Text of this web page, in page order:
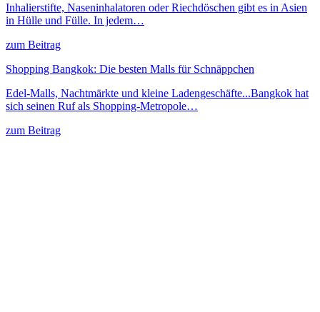
Inhalierstifte, Naseninhalatoren oder Riechdöschen gibt es in Asien
in Hülle und Fülle. In jedem…
zum Beitrag
Shopping Bangkok: Die besten Malls für Schnäppchen
Edel-Malls, Nachtmärkte und kleine Ladengeschäfte...Bangkok hat
sich seinen Ruf als Shopping-Metropole…
zum Beitrag